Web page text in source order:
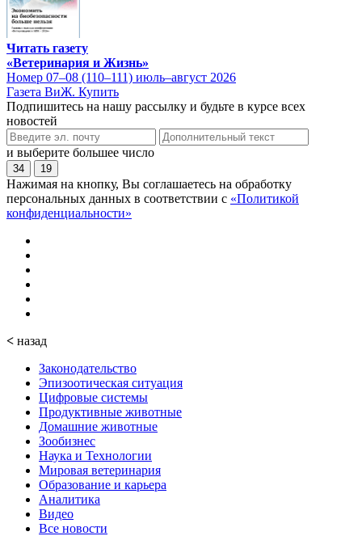
Читать газету
«Ветеринария и Жизнь»
Номер 07–08 (110–111) июль–август 2026
Газета ВиЖ. Купить
Подпишитесь на нашу рассылку и будьте в курсе всех
новостей
и выберите большее число
34 19
Нажимая на кнопку, Вы соглашаетесь на обработку
персональных данных в соответствии с «Политикой
конфиденциальности»
< назад
Законодательство
Эпизоотическая ситуация
Цифровые системы
Продуктивные животные
Домашние животные
Зообизнес
Наука и Технологии
Мировая ветеринария
Образование и карьера
Аналитика
Видео
Все новости